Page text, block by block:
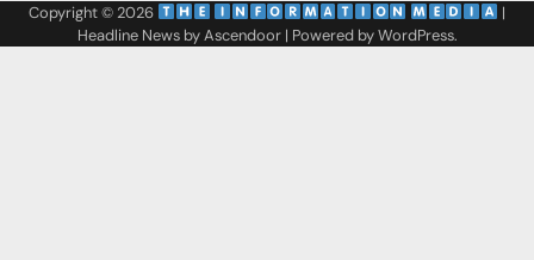
Copyright © 2026
|
Headline News byAscendoor| Powered byWordPress.